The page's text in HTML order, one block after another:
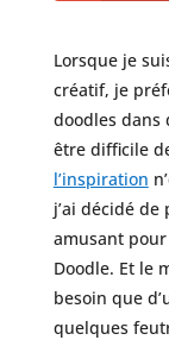
Lorsque je
créatif, je
doodles dans
être difficile
l’inspiration
j’ai décidé
amusant
Doodle. Et le
besoin que
quelques